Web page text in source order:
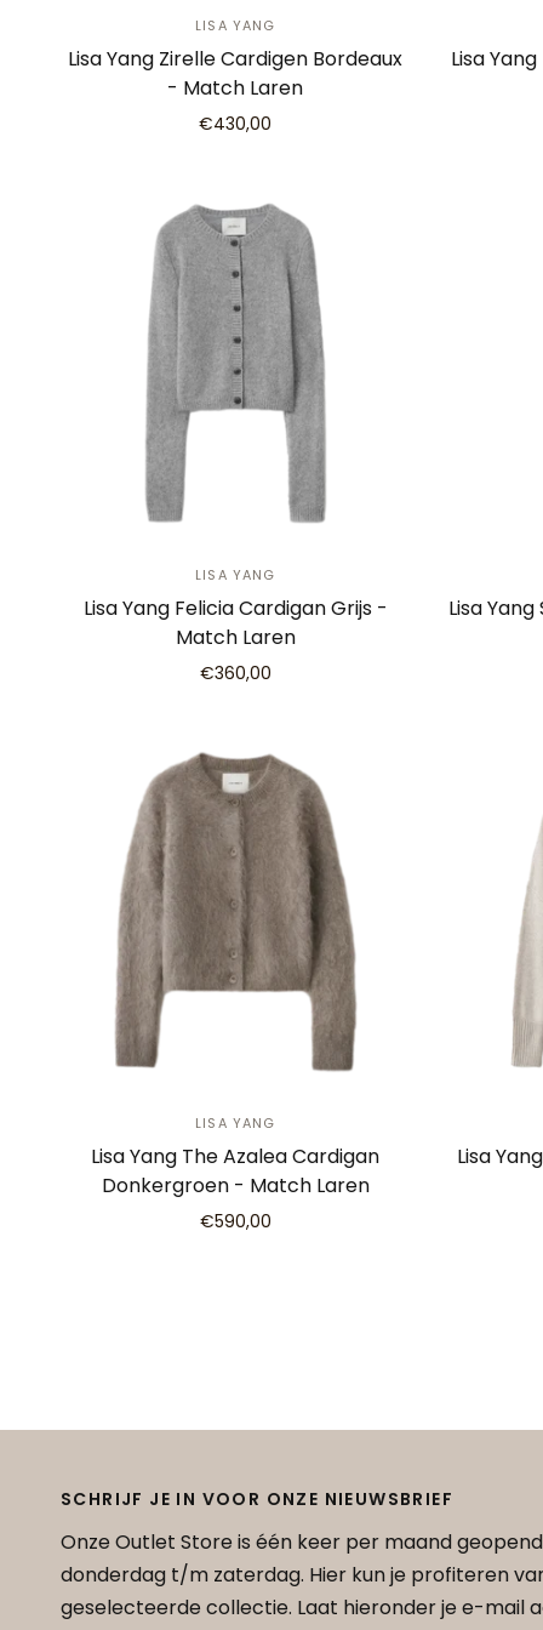
LISA YANG
Lisa Yang Zirelle Cardigen Bordeaux
- Match Laren
€430,00
Lisa
LISA YANG
Lisa Yang Felicia Cardigan Grijs -
Match Laren
€360,00
Lisa
LISA YANG
Lisa Yang The Azalea Cardigan
Donkergroen - Match Laren
€590,00
Lisa
SCHRIJF JE IN VOOR ONZE NIEUWSBRIEF
Onze Outlet Store is één keer per maand
donderdag t/m zaterdag. Hier kun je profiteren
geselecteerde collectie. Laat hieronder je e-mail